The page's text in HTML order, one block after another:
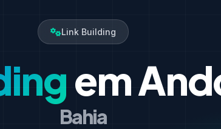
Link Building
em
Bahia